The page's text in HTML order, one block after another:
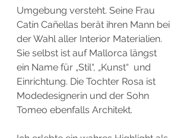
Umgebung versteht. Seine Frau
Catín Cañellas berät ihren Mann bei
der Wahl aller Interior Materialien.
Sie selbst ist auf Mallorca längst
ein Name für „Stil“, „Kunst“ und
Einrichtung. Die Tochter Rosa ist
Modedesignerin und der Sohn
Tomeo ebenfalls Architekt.